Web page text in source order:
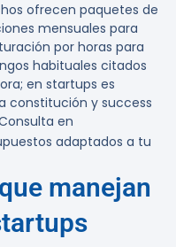
ofrecen paquetes de
mensuales para
por horas para
habituales citados
en startups es
constitución y success
en
adaptados a tu
manejan